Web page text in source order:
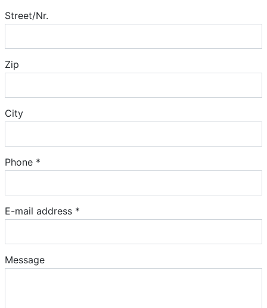
Street/Nr.
Zip
City
Phone *
E-mail address *
Message